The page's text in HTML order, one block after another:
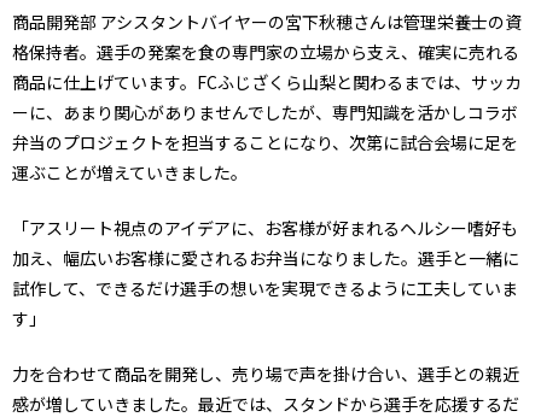
商品開発部 アシスタントバイヤーの宮下秋穂さんは管理栄養士の資
格保持者。選手の発案を食の専門家の立場から支え、確実に売れる
商品に仕上げています。FCふじざくら山梨と関わるまでは、サッカ
ーに、あまり関心がありませんでしたが、専門知識を活かしコラボ
弁当のプロジェクトを担当することになり、次第に試合会場に足を
運ぶことが増えていきました。
「アスリート視点のアイデアに、お客様が好まれるヘルシー嗜好も
加え、幅広いお客様に愛されるお弁当になりました。選手と一緒に
試作して、できるだけ選手の想いを実現できるように工夫していま
す」
力を合わせて商品を開発し、売り場で声を掛け合い、選手との親近
感が増していきました。最近では、スタンドから選手を応援するだ